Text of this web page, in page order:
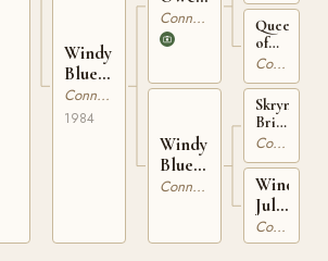
Windy
Bluebell
IRE
8323
Connemara
1984
IRE
496
Connemara
Windy
Blueberry
IRE Connemara
Queen
of
Diamonds
1934
Connemara
Skryne
Bright
Cloud
622
Connemara
Windy
July
IRE
5658
Connemara